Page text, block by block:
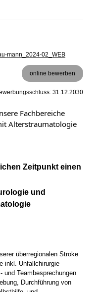
mann_2024-02_WEB
online bewerben
31.12.2030
Fachbereiche
Alterstraumatologie
Zeitpunkt einen
und
überregionalen Stroke
inkl. Unfallchirurgie
und Teambesprechungen
Durchführung von